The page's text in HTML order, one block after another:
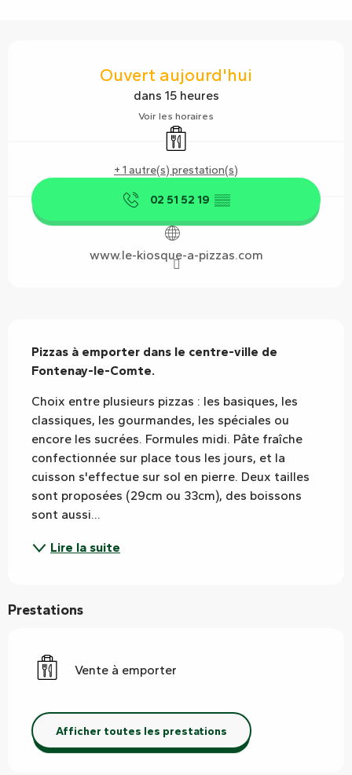
Ouvert aujourd'hui
dans 15 heures
Voir les horaires
Vente à emporter
+ 1 autre(s) prestation(s)
02 51 52 19 ▒▒
www.le-kiosque-a-pizzas.com
Pizzas à emporter dans le centre-ville de
Fontenay-le-Comte.
Choix entre plusieurs pizzas : les basiques, les
classiques, les gourmandes, les spéciales ou
encore les sucrées. Formules midi. Pâte fraîche
confectionnée sur place tous les jours, et la
cuisson s'effectue sur sol en pierre. Deux tailles
sont proposées (29cm ou 33cm), des boissons
sont aussi...
Lire la suite
Prestations
Vente à emporter
Afficher toutes les prestations